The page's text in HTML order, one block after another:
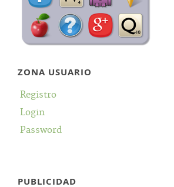
ZONA USUARIO
Registro
Login
Password
PUBLICIDAD